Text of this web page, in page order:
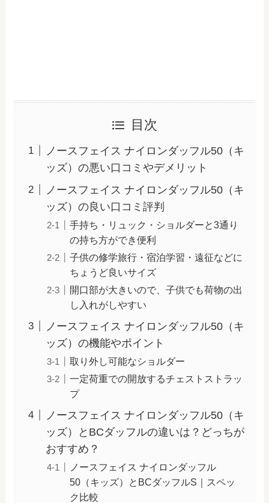
目次
ノースフェイス ナイロンダッフル50（キ
ッズ）の悪い口コミやデメリット
ノースフェイス ナイロンダッフル50（キ
ッズ）の良い口コミ評判
手持ち・リュック・ショルダーと3通り
の持ち方ができ便利
子供の修学旅行・宿泊学習・遠征などに
ちょうど良いサイズ
開口部が大きいので、子供でも荷物の出
し入れがしやすい
ノースフェイス ナイロンダッフル50（キ
ッズ）の機能やポイント
取り外し可能なショルダー
一定荷重での開放するチェストストラッ
プ
ノースフェイス ナイロンダッフル50（キ
ッズ）とBCダッフルの違いは？どっちが
おすすめ？
ノースフェイス ナイロンダッフル
50（キッズ）とBCダッフルS｜スペッ
ク比較